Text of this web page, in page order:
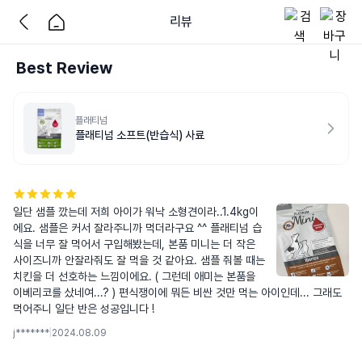
리뷰
Best Review
플래티넘
플래티넘 소프트(반습식) 사료
일단 샘플 깠는데 저희 아이가 워낙 소형견이라..1.4kg이
에요. 샘플은 커서 잘라주니까 먹더라구요 ^^ 플래티넘 습
식을 너무 잘 먹어서 구입해봤는데, 본품 미니는 더 작은
사이즈니까 안잘라줘도 잘 먹을 것 같아요. 샘플 줘볼 때는
치킨을 더 선호하는 느낌이에요. ( 그런데 애미는 본품을
이베리코를 샀네여...? ) 편식쟁이에 뭐든 비싼 것만 먹는 아이인데... 그래도
먹어주니 일단 반은 성공입니다 !
j******* 2024.08.09